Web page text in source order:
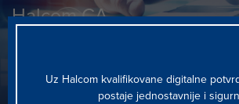
Aktualno
Lična karta kompanije
Halcom CA
Uz Halcom kvalifikovane digitalne
postaje jednostavnije i